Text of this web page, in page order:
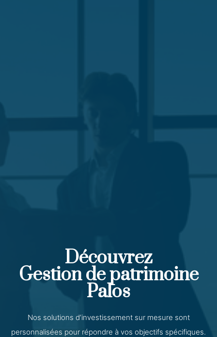
Découvrez
Gestion de patrimoine
Palos
Nos solutions d’investissement sur mesure sont
personnalisées pour répondre à vos objectifs spécifiques.